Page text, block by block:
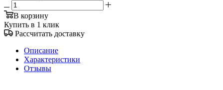
В корзину
Купить в 1 клик
Рассчитать доставку
Описание
Характеристики
Отзывы